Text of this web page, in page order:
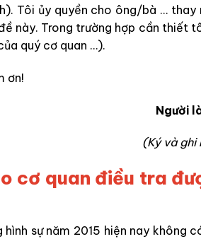
Tôi ủy quyền cho ông/bà …
này. Trong trường hợp cần thiết
quý cơ quan …).
ơn!
Người
(Ký và ghi
cơ quan điều tra
hình sự năm 2015 hiện nay